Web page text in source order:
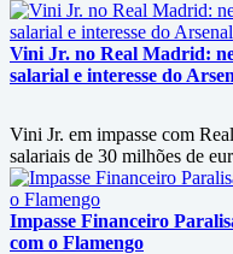
Vini Jr. no Real Madrid:
salarial e interesse do
Vini Jr. em impasse com
salariais de 30 milhões de
Impasse Financeiro
com o Flamengo